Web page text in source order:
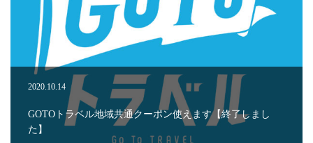
2020.10.14
GOTOトラベル地域共通クーポン使えます【終了しまし
た】